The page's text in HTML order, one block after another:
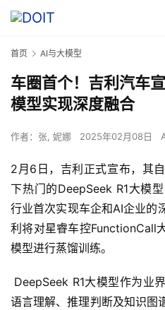
首页 AI与大模型
车圈首个！吉利汽车
模型实现深度融合
作者： 张, 妮娜 2025年02月08日
2月6日，吉利正式宣布，其
下热门的DeepSeek R1大模
行业首次实现车企和AI企业的
利将对星睿车控FunctionCall
模型进行蒸馏训练。
语言理解、推理判断及知识图